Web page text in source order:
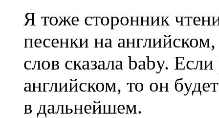
Я тоже сторонник
песенки на
слов сказала baby.
английском, то он
в дальнейшем.